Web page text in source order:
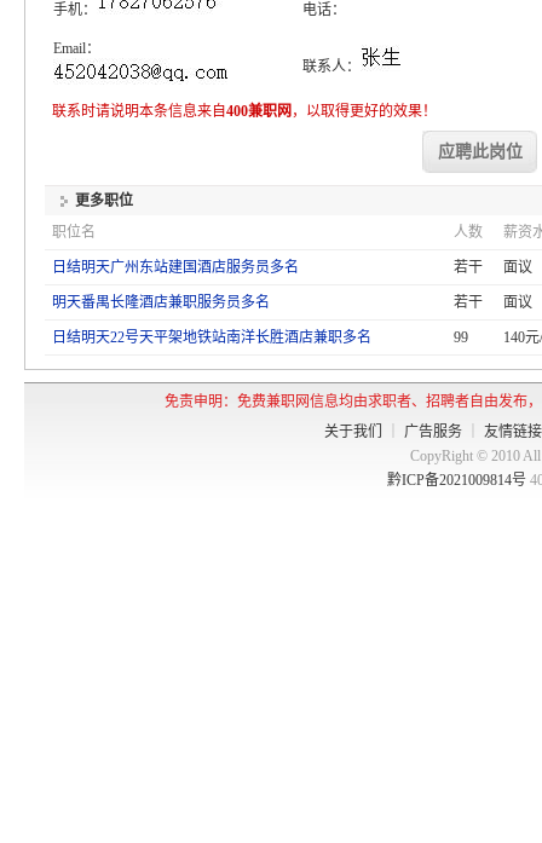
手机： 电话：
Email：
联系人：
联系时请说明本条信息来自400兼职网 ，以取得更好的效果！
应聘此岗位
更多职位
职位名
人数 薪资
日结明天广州东站建国酒店服务员多名 若干 面议
明天番禺长隆酒店兼职服务员多名 若干 面议
日结明天22号天平架地铁站南洋长胜酒店兼职多名 99 140
免责申明：免费兼职网信息均由求职者、招聘者自由发布
关于我们
广告服务
友情链接
CopyRight © 2010
黔ICP备2021009814号